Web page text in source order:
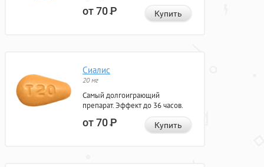
от 70Р Купить
Сиалис
20 мг
Самый долгоиграющий
препарат. Эффект до 36 часов.
от 70Р Купить